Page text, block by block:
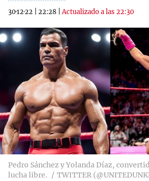
30·12·22
22:28 |Actualizado a las 22:30
Pedro Sánchez y Yolanda Díaz,
lucha libre.
TWITTER